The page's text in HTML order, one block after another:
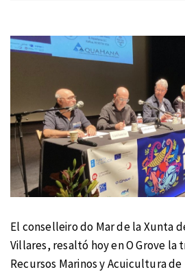
El conselleiro do Mar de la Xunta
Villares, resaltó hoy en O Grove
Recursos Marinos y Acuicultura de